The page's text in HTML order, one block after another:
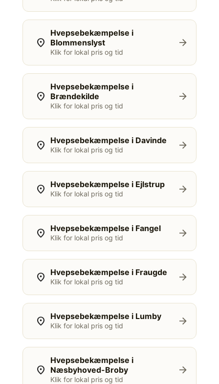
location_on
Hvepsebekæmpelse i
Blommenslyst
Klik for lokal pris og tid
arrow_forward
location_on
Hvepsebekæmpelse i
Brændekilde
Klik for lokal pris og tid
arrow_forward
location_on Hvepsebekæmpelse i Davinde
Klik for lokal pris og tid arrow_forward
location_on Hvepsebekæmpelse i Ejlstrup
Klik for lokal pris og tid arrow_forward
location_on Hvepsebekæmpelse i Fangel
Klik for lokal pris og tid arrow_forward
location_on Hvepsebekæmpelse i Fraugde
Klik for lokal pris og tid arrow_forward
location_on Hvepsebekæmpelse i Lumby
Klik for lokal pris og tid arrow_forward
location_on
Hvepsebekæmpelse i
Næsbyhoved-Broby
Klik for lokal pris og tid
arrow_forward